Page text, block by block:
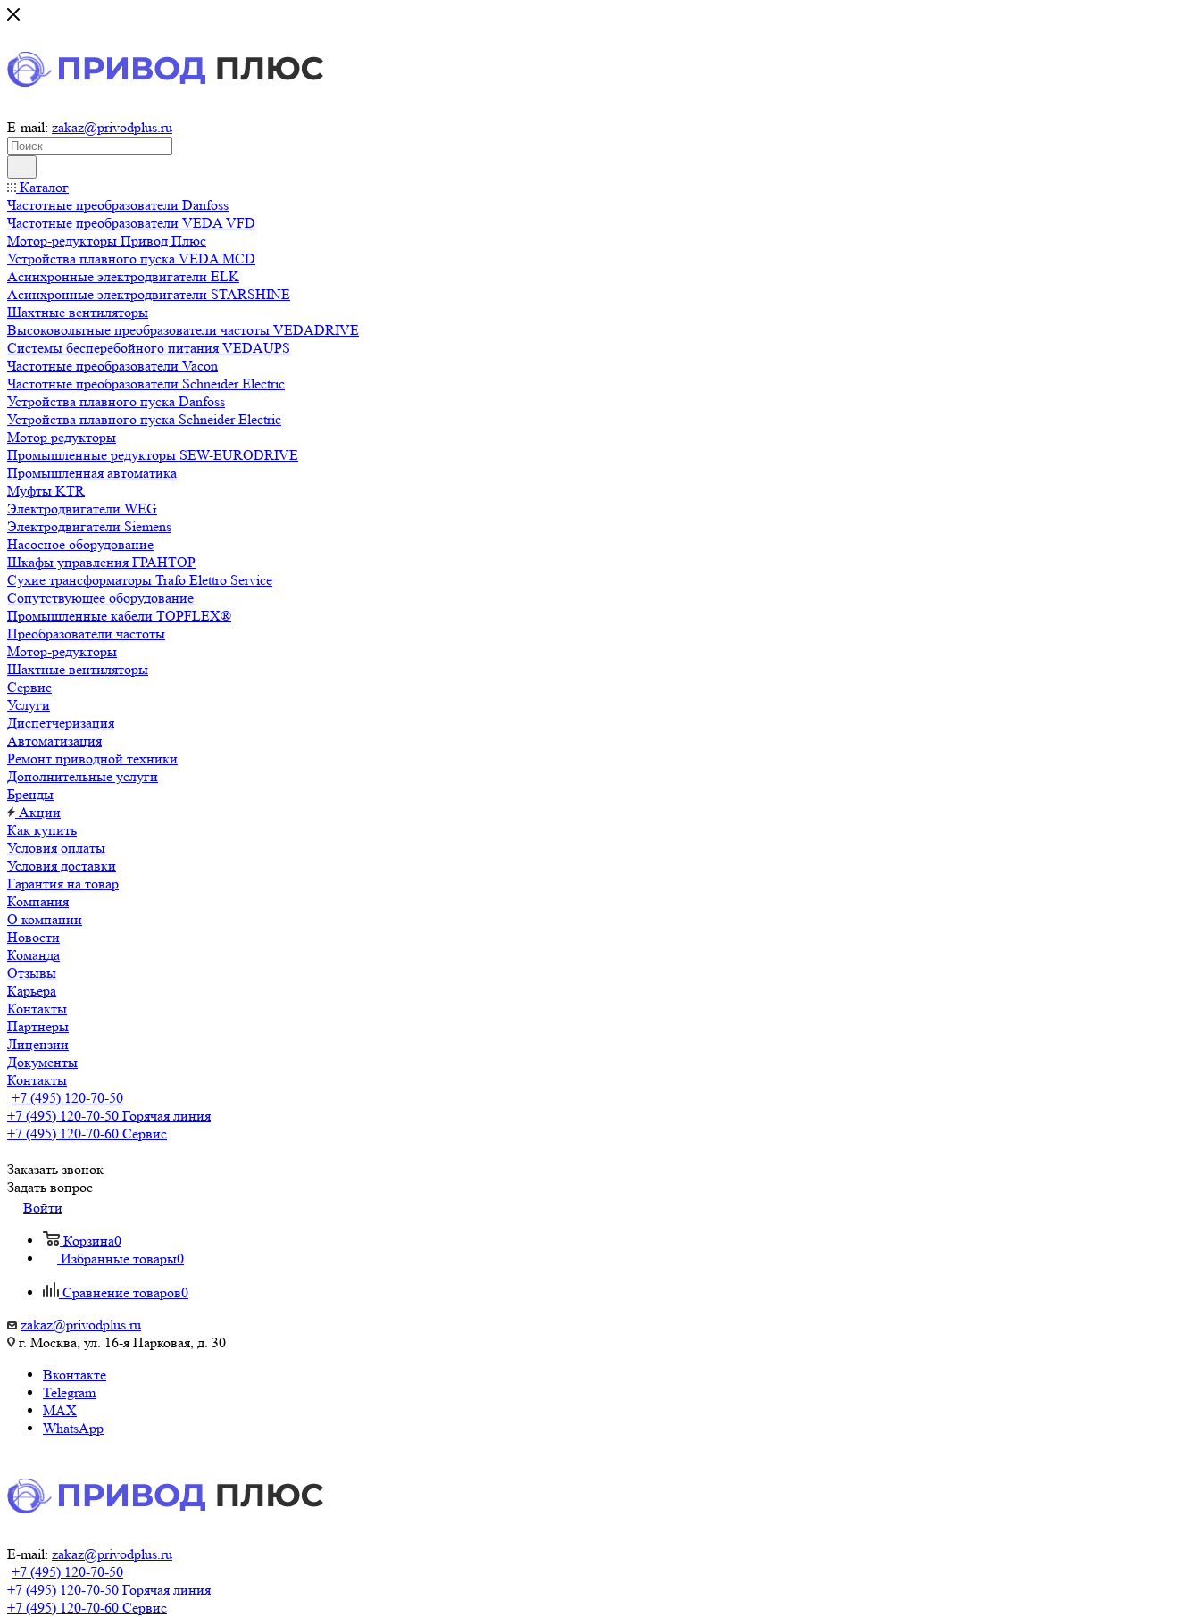
E-mail: zakaz@privodplus.ru
Каталог
Частотные преобразователи Danfoss
Частотные преобразователи VEDA VFD
Мотор-редукторы Привод Плюс
Устройства плавного пуска VEDA MCD
Асинхронные электродвигатели ELK
Асинхронные электродвигатели STARSHINE
Шахтные вентиляторы
Высоковольтные преобразователи частоты VEDADRIVE
Системы бесперебойного питания VEDAUPS
Частотные преобразователи Vacon
Частотные преобразователи Schneider Electric
Устройства плавного пуска Danfoss
Устройства плавного пуска Schneider Electric
Мотор редукторы
Промышленные редукторы SEW-EURODRIVE
Промышленная автоматика
Муфты KTR
Электродвигатели WEG
Электродвигатели Siemens
Насосное оборудование
Шкафы управления ГРАНТОР
Сухие трансформаторы Trafo Elettro Service
Сопутствующее оборудование
Промышленные кабели TOPFLEX®
Преобразователи частоты
Мотор-редукторы
Шахтные вентиляторы
Сервис
Услуги
Диспетчеризация
Автоматизация
Ремонт приводной техники
Дополнительные услуги
Бренды
Акции
Как купить
Условия оплаты
Условия доставки
Гарантия на товар
Компания
О компании
Новости
Команда
Отзывы
Карьера
Контакты
Партнеры
Лицензии
Документы
Контакты
+7 (495) 120-70-50
+7 (495) 120-70-50 Горячая линия
+7 (495) 120-70-60 Сервис
Заказать звонок
Задать вопрос
Войти
Корзина0
Избранные товары0
Сравнение товаров0
zakaz@privodplus.ru
г. Москва, ул. 16-я Парковая, д. 30
Вконтакте
Telegram
MAX
WhatsApp
E-mail: zakaz@privodplus.ru
+7 (495) 120-70-50
+7 (495) 120-70-50 Горячая линия
+7 (495) 120-70-60 Сервис